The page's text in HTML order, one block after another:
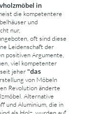
in
die kompetentere
und
nur,
oft sind diese
Leidenschaft der
positiven Argumente,
viel kompetenter
jeher"das
von Möbeln
Revolution änderte
Alternative
und Aluminium, die in